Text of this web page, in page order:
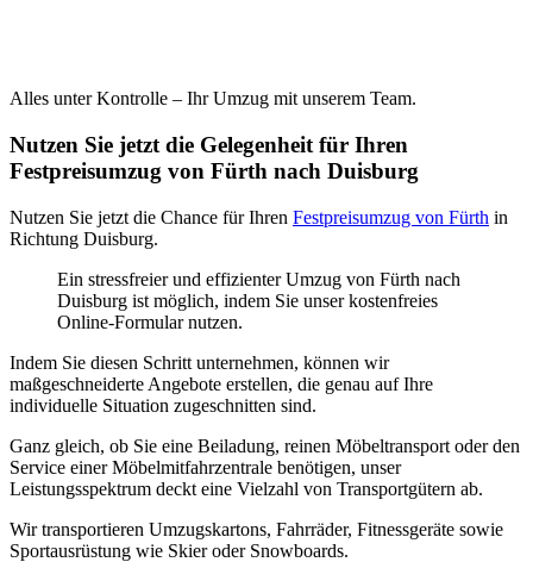
Alles unter Kontrolle – Ihr Umzug mit unserem Team.
Nutzen Sie jetzt die Gelegenheit für Ihren
Festpreisumzug von Fürth nach Duisburg
Nutzen Sie jetzt die Chance für Ihren Festpreisumzug von Fürth in
Richtung Duisburg.
Ein stressfreier und effizienter Umzug von Fürth nach
Duisburg ist möglich, indem Sie unser kostenfreies
Online-Formular nutzen.
Indem Sie diesen Schritt unternehmen, können wir
maßgeschneiderte Angebote erstellen, die genau auf Ihre
individuelle Situation zugeschnitten sind.
Ganz gleich, ob Sie eine Beiladung, reinen Möbeltransport oder den
Service einer Möbelmitfahrzentrale benötigen, unser
Leistungsspektrum deckt eine Vielzahl von Transportgütern ab.
Wir transportieren Umzugskartons, Fahrräder, Fitnessgeräte sowie
Sportausrüstung wie Skier oder Snowboards.